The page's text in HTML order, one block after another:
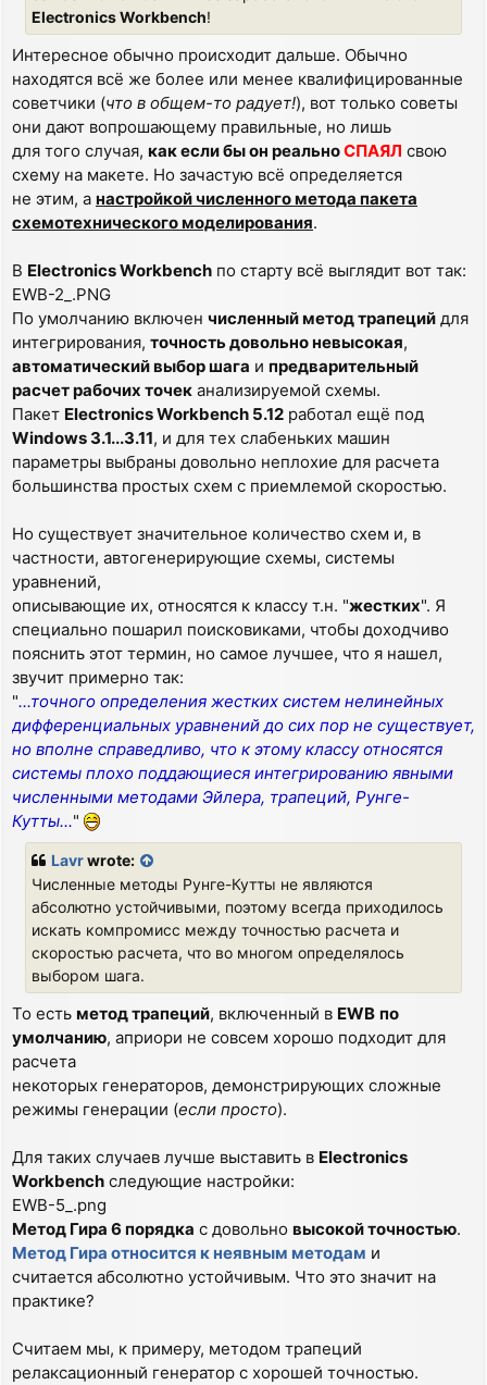
Electronics Workbench!
Интересное обычно происходит дальше. Обычно
находятся всё же более или менее квалифицированные
советчики (что в общем-то радует!), вот только советы
они дают вопрошающему правильные, но лишь
для того случая, как если бы он реальноСПАЯЛ свою
схему на макете. Но зачастую всё определяется
не этим, а настройкой численного метода пакета
схемотехнического моделирования.
В Electronics Workbench по старту всё выглядит вот так:
EWB-2_.PNG
По умолчанию включен численный метод трапеций для
интегрирования, точность довольно невысокая,
автоматический выбор шага и предварительный
расчет рабочих точек анализируемой схемы.
Пакет Electronics Workbench 5.12 работал ещё под
Windows 3.1...3.11, и для тех слабеньких машин
параметры выбраны довольно неплохие для расчета
большинства простых схем с приемлемой скоростью.
Но существует значительное количество схем и, в
частности, автогенерирующие схемы, системы
уравнений,
описывающие их, относятся к классу т.н. "жестких". Я
специально пошарил поисковиками, чтобы доходчиво
пояснить этот термин, но самое лучшее, что я нашел,
звучит примерно так:
"...точного определения жестких систем нелинейных
дифференциальных уравнений до сих пор не существует,
но вполне справедливо, что к этому классу относятся
системы плохо поддающиеся интегрированию явными
численными методами Эйлера, трапеций, Рунге-
Кутты..."
Lavrwrote:
Численные методы Рунге-Кутты не являются
абсолютно устойчивыми, поэтому всегда приходилось
искать компромисс между точностью расчета и
скоростью расчета, что во многом определялось
выбором шага.
То есть метод трапеций, включенный в EWB по
умолчанию, априори не совсем хорошо подходит для
расчета
некоторых генераторов, демонстрирующих сложные
режимы генерации (если просто).
Для таких случаев лучше выставить в Electronics
Workbench следующие настройки:
EWB-5_.png
Метод Гира 6 порядка с довольно высокой точностью.
Метод Гира относится к неявным методам и
считается абсолютно устойчивым. Что это значит на
практике?
Считаем мы, к примеру, методом трапеций
релаксационный генератор с хорошей точностью.